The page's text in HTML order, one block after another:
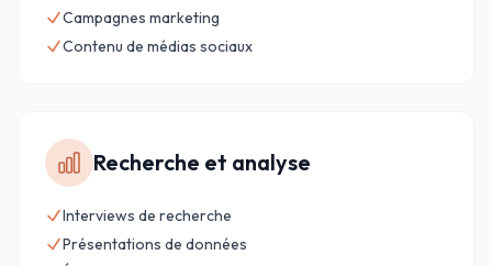
Campagnes marketing
Contenu de médias sociaux
Recherche et analyse
Interviews de recherche
Présentations de données